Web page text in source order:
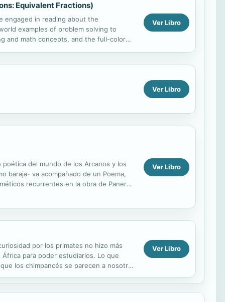
Equivalent Fractions)
engaged in reading about the
examples of problem solving to
and math concepts, and the full-color
Ver Libro
Ver Libro
del mundo de los Arcanos y los
baraja- va acompañado de un Poema,
recurrentes en la obra de Panero:
Ver Libro
por los primates no hizo más
para poder estudiarlos. Lo que
los chimpancés se parecen a nosotros
Ver Libro